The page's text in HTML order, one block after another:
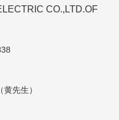
CO.,LTD.OF
黄先生）